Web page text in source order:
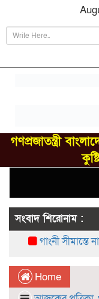
গণপ্রজাতন্ত্রী
সংবাদ শিরোনাম :
গাংনী সীমান্তে
Home